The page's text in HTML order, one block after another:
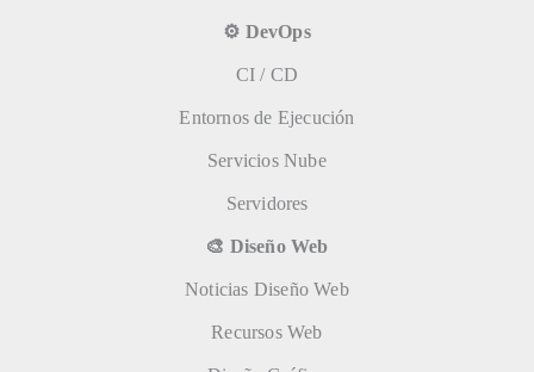
⚙️ DevOps
CI / CD
Entornos de Ejecución
Servicios Nube
Servidores
🎨 Diseño Web
Noticias Diseño Web
Recursos Web